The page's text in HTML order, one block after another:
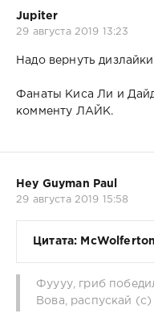
Jupiter
29 августа 2019 13:23
Надо вернуть
Фанаты Киса Ли и
комменту ЛАЙК.
Hey Guyman Paul
29 августа 2019 15:58
Цитата: McWolferton
Фуууу, гриб
Вова, распускай